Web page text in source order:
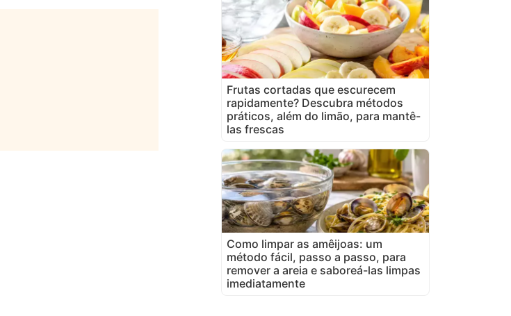
Frutas cortadas que escurecem
rapidamente? Descubra métodos
práticos, além do limão, para mantê-
las frescas
Como limpar as amêijoas: um
método fácil, passo a passo, para
remover a areia e saboreá-las limpas
imediatamente